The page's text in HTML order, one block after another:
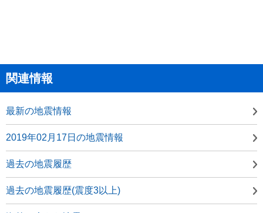
関連情報
最新の地震情報
2019年02月17日の地震情報
過去の地震履歴
過去の地震履歴(震度3以上)